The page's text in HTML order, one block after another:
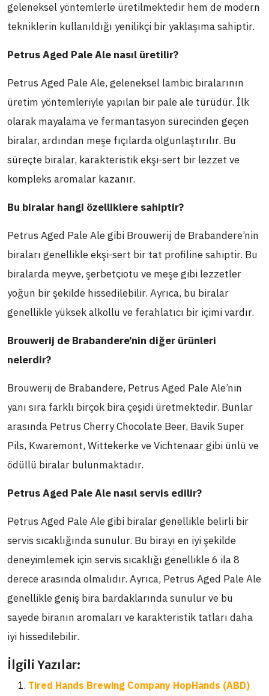
geleneksel yöntemlerle üretilmektedir hem de modern
tekniklerin kullanıldığı yenilikçi bir yaklaşıma sahiptir.
Petrus Aged Pale Ale nasıl üretilir?
Petrus Aged Pale Ale, geleneksel lambic biralarının
üretim yöntemleriyle yapılan bir pale ale türüdür. İlk
olarak mayalama ve fermantasyon sürecinden geçen
biralar, ardından meşe fıçılarda olgunlaştırılır. Bu
süreçte biralar, karakteristik ekşi-sert bir lezzet ve
kompleks aromalar kazanır.
Bu biralar hangi özelliklere sahiptir?
Petrus Aged Pale Ale gibi Brouwerij de Brabandere’nin
biraları genellikle ekşi-sert bir tat profiline sahiptir. Bu
biralarda meyve, şerbetçiotu ve meşe gibi lezzetler
yoğun bir şekilde hissedilebilir. Ayrıca, bu biralar
genellikle yüksek alkollü ve ferahlatıcı bir içimi vardır.
Brouwerij de Brabandere’nin diğer ürünleri
nelerdir?
Brouwerij de Brabandere, Petrus Aged Pale Ale’nin
yanı sıra farklı birçok bira çeşidi üretmektedir. Bunlar
arasında Petrus Cherry Chocolate Beer, Bavik Super
Pils, Kwaremont, Wittekerke ve Vichtenaar gibi ünlü ve
ödüllü biralar bulunmaktadır.
Petrus Aged Pale Ale nasıl servis edilir?
Petrus Aged Pale Ale gibi biralar genellikle belirli bir
servis sıcaklığında sunulur. Bu birayı en iyi şekilde
deneyimlemek için servis sıcaklığı genellikle 6 ila 8
derece arasında olmalıdır. Ayrıca, Petrus Aged Pale Ale
genellikle geniş bira bardaklarında sunulur ve bu
sayede biranın aromaları ve karakteristik tatları daha
iyi hissedilebilir.
İlgili Yazılar:
Tired Hands Brewing Company HopHands (ABD)